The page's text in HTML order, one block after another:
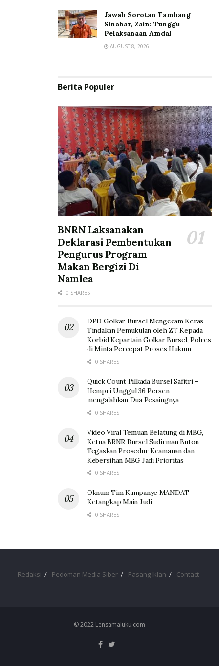
Jawab Sorotan Tambang
Sinabar, Zain: Tunggu
Pelaksanaan Amdal
AUGUST 8, 2026
Berita Populer
BNRN Laksanakan
Deklarasi Pembentukan
Pengurus Program
Makan Bergizi Di
Namlea
0 SHARES
DPD Golkar Bursel Mengecam Keras
Tindakan Pemukulan oleh ZT Kepada
Korbid Kepartain Golkar Bursel, Polres
di Minta Percepat Proses Hukum
0 SHARES
Quick Count Pilkada Bursel Safitri –
Hempri Unggul 36 Persen
mengalahkan Dua Pesaingnya
0 SHARES
Video Viral Temuan Belatung di MBG,
Ketua BRNR Bursel Sudirman Buton
Tegaskan Prosedur Keamanan dan
Kebersihan MBG Jadi Prioritas
0 SHARES
Oknum Tim Kampanye MANDAT
Ketangkap Main Judi
0 SHARES
Redaksi Pedoman Media Siber Pasang Iklan Contact
© 2022 Lensamaluku.com